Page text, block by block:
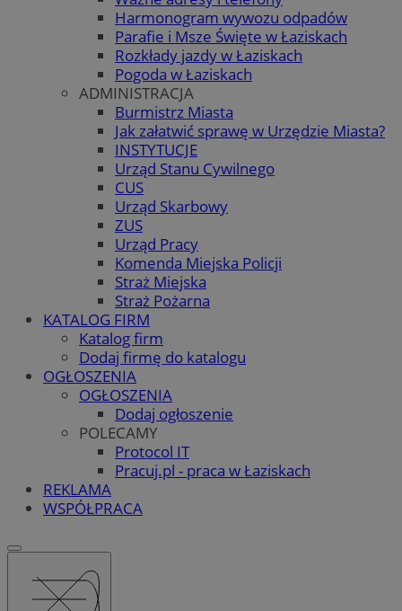
Harmonogram wywozu odpadów
Parafie i Msze Święte w Łaziskach
Rozkłady jazdy w Łaziskach
Pogoda w Łaziskach
ADMINISTRACJA
Burmistrz Miasta
Jak załatwić sprawę w Urzędzie Miasta?
INSTYTUCJE
Urząd Stanu Cywilnego
CUS
Urząd Skarbowy
ZUS
Urząd Pracy
Komenda Miejska Policji
Straż Miejska
Straż Pożarna
KATALOG FIRM
Katalog firm
Dodaj firmę do katalogu
OGŁOSZENIA
OGŁOSZENIA
Dodaj ogłoszenie
POLECAMY
Protocol IT
Pracuj.pl - praca w Łaziskach
REKLAMA
WSPÓŁPRACA